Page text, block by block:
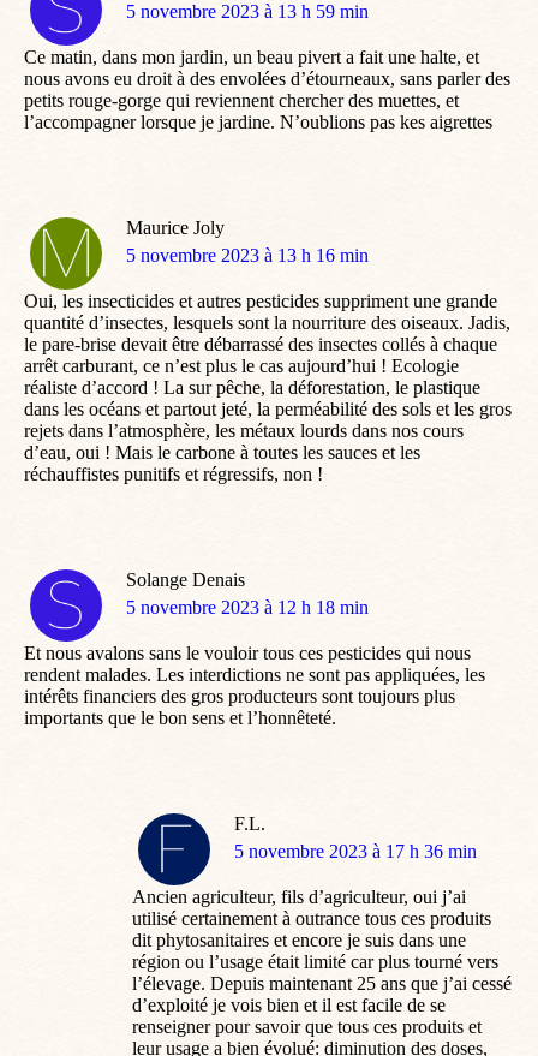
dit
5 novembre 2023 à 13 h 59 min
Ce matin, dans mon jardin, un beau pivert a fait une halte, et
nous avons eu droit à des envolées d’étourneaux, sans parler des
petits rouge-gorge qui reviennent chercher des muettes, et
l’accompagner lorsque je jardine. N’oublions pas kes aigrettes
Maurice Joly
dit
5 novembre 2023 à 13 h 16 min
Oui, les insecticides et autres pesticides suppriment une grande
quantité d’insectes, lesquels sont la nourriture des oiseaux. Jadis,
le pare-brise devait être débarrassé des insectes collés à chaque
arrêt carburant, ce n’est plus le cas aujourd’hui ! Ecologie
réaliste d’accord ! La sur pêche, la déforestation, le plastique
dans les océans et partout jeté, la perméabilité des sols et les gros
rejets dans l’atmosphère, les métaux lourds dans nos cours
d’eau, oui ! Mais le carbone à toutes les sauces et les
réchauffistes punitifs et régressifs, non !
Solange Denais
dit
5 novembre 2023 à 12 h 18 min
Et nous avalons sans le vouloir tous ces pesticides qui nous
rendent malades. Les interdictions ne sont pas appliquées, les
intérêts financiers des gros producteurs sont toujours plus
importants que le bon sens et l’honnêteté.
F.L.
dit
5 novembre 2023 à 17 h 36 min
Ancien agriculteur, fils d’agriculteur, oui j’ai
utilisé certainement à outrance tous ces produits
dit phytosanitaires et encore je suis dans une
région ou l’usage était limité car plus tourné vers
l’élevage. Depuis maintenant 25 ans que j’ai cessé
d’exploité je vois bien et il est facile de se
renseigner pour savoir que tous ces produits et
leur usage a bien évolué: diminution des doses,